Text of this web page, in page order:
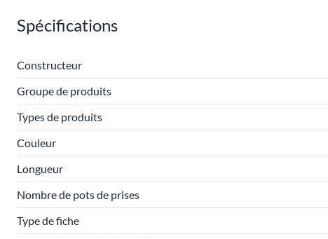
Spécifications
Constructeur
Groupe de produits
Types de produits
Couleur
Longueur
Nombre de pots de prises
Type de fiche